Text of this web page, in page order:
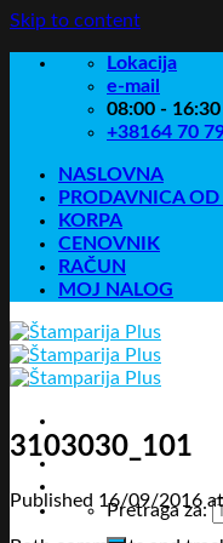
Skip to content
Lokacija
e-mail
08:00 - 16:30
+38164 70
NASLOVNA
PRODAVNICA OD
KORPA
CENOVNIK
RAČUN
MOJ NALOG
Pretraga za:
3103030_101
Published 16/09/2016